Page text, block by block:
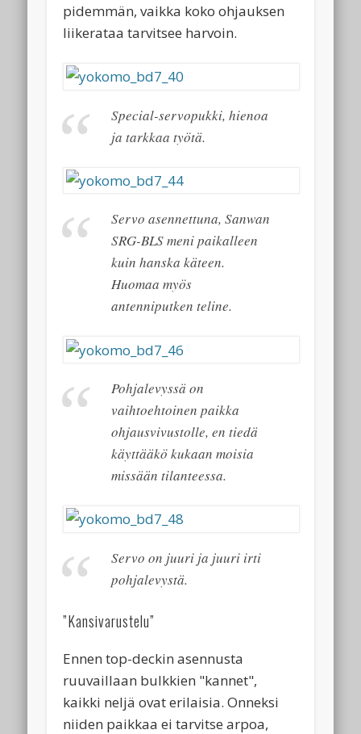
pidemmän, vaikka koko ohjauksen
liikerataa tarvitsee harvoin.
Special-servopukki, hienoa
ja tarkkaa työtä.
Servo asennettuna, Sanwan
SRG-BLS meni paikalleen
kuin hanska käteen.
Huomaa myös
antenniputken teline.
Pohjalevyssä on
vaihtoehtoinen paikka
ohjausvivustolle, en tiedä
käyttääkö kukaan moisia
missään tilanteessa.
Servo on juuri ja juuri irti
pohjalevystä.
”Kansivarustelu”
Ennen top-deckin asennusta
ruuvaillaan bulkkien "kannet",
kaikki neljä ovat erilaisia. Onneksi
niiden paikkaa ei tarvitse arpoa,